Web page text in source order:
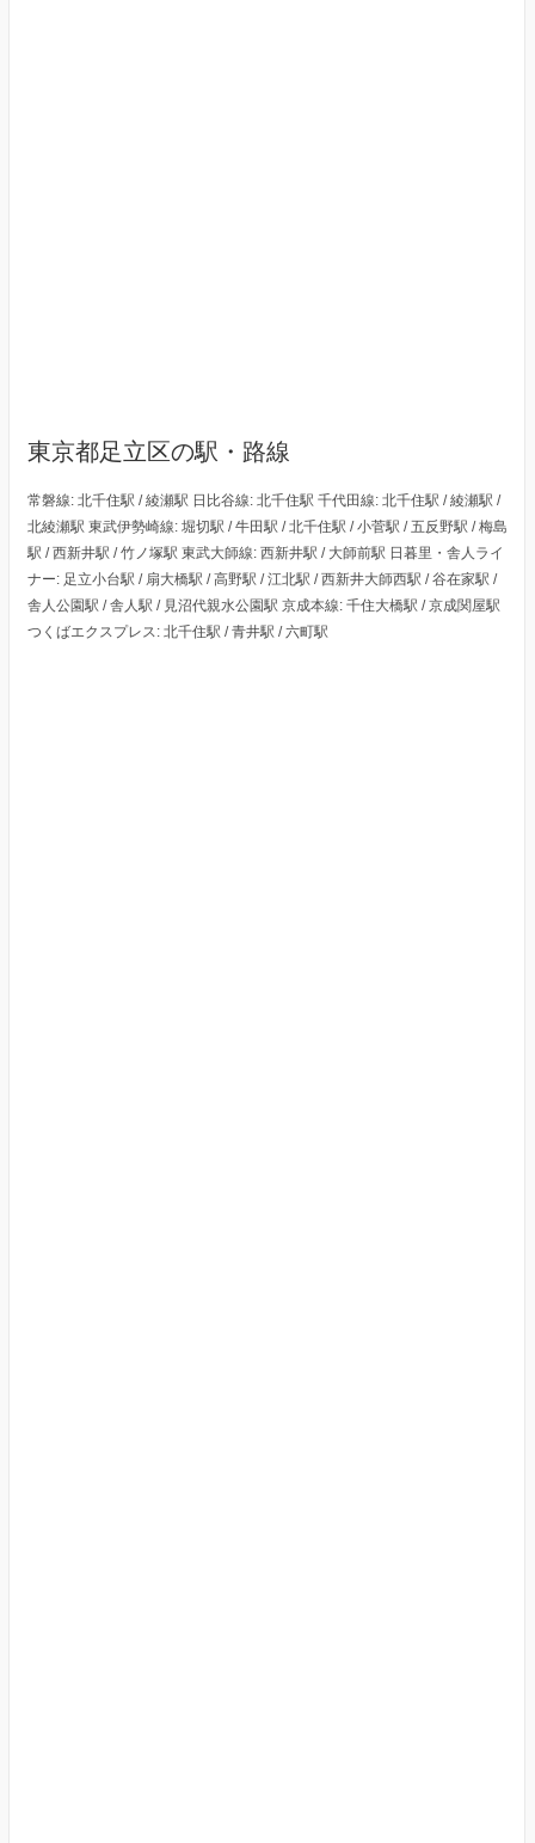
東京都足立区の駅・路線
常磐線: 北千住駅 / 綾瀬駅 日比谷線: 北千住駅 千代田線: 北千住駅 / 綾瀬駅 /
北綾瀬駅 東武伊勢崎線: 堀切駅 / 牛田駅 / 北千住駅 / 小菅駅 / 五反野駅 / 梅島
駅 / 西新井駅 / 竹ノ塚駅 東武大師線: 西新井駅 / 大師前駅 日暮里・舎人ライ
ナー: 足立小台駅 / 扇大橋駅 / 高野駅 / 江北駅 / 西新井大師西駅 / 谷在家駅 /
舎人公園駅 / 舎人駅 / 見沼代親水公園駅 京成本線: 千住大橋駅 / 京成関屋駅
つくばエクスプレス: 北千住駅 / 青井駅 / 六町駅